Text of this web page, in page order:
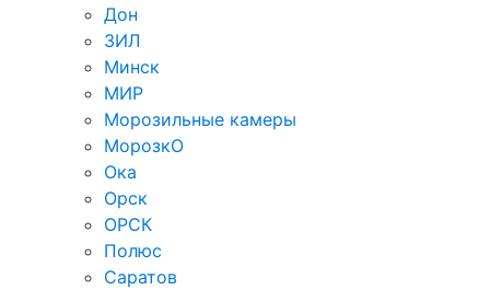
Дон
ЗИЛ
Минск
МИР
Морозильные камеры
МорозкО
Ока
Орск
ОРСК
Полюс
Саратов